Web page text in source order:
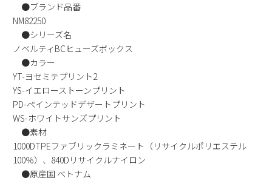
●ブランド品番
NM82250
●シリーズ名
ノベルティBCヒューズボックス
●カラー
YT-ヨセミテプリント2
YS-イエローストーンプリント
PD-ペインテッドデザートプリント
WS-ホワイトサンズプリント
●素材
1000DTPEファブリックラミネート（リサイクルポリエステル
100％）、840Dリサイクルナイロン
●原産国 ベトナム